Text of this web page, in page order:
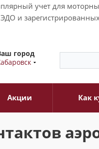
учет для
и
город
Акции Как